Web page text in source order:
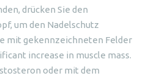
drücken Sie den
um den Nadelschutz
mit gekennzeichneten Felder
increase in muscle mass.
oder mit dem